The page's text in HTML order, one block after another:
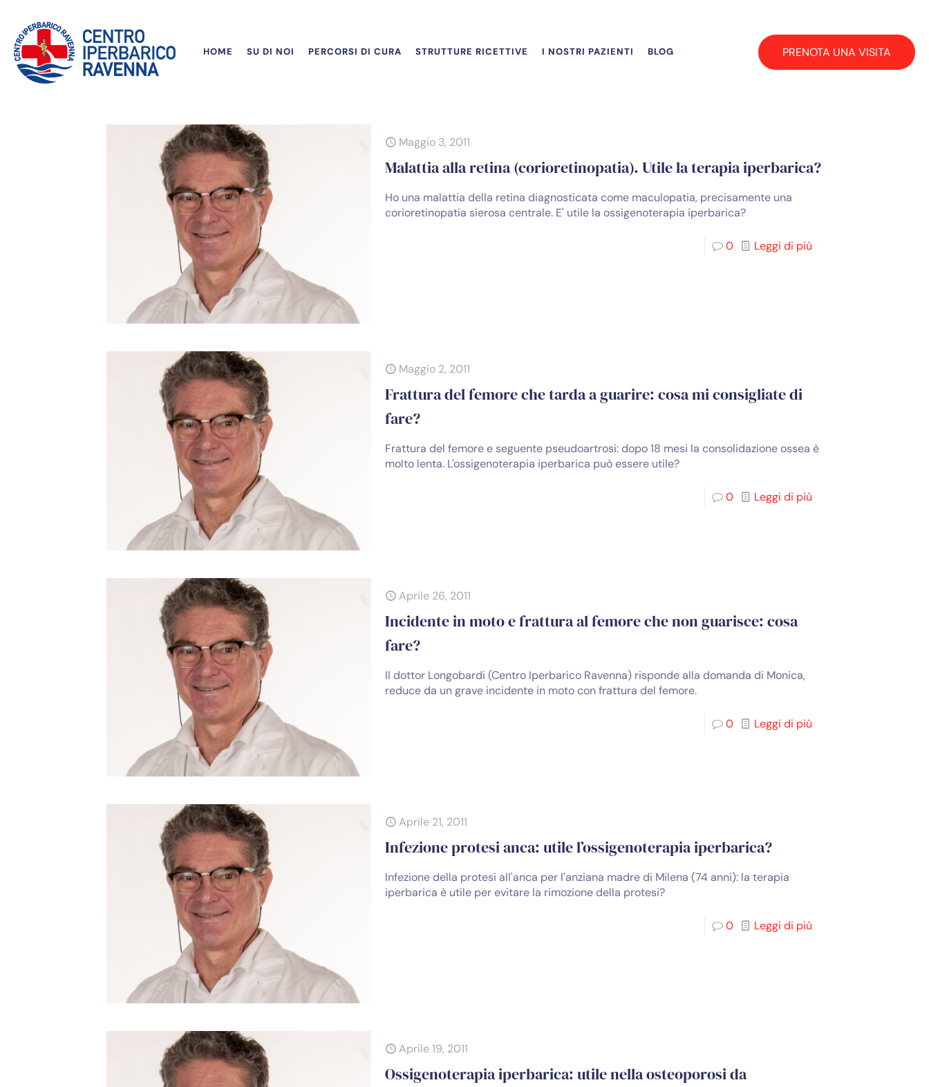
HOME SU DI NOI PERCORSI DI CURA STRUTTURE RICETTIVE I NOSTRI PAZIENTI BLOG PRENOTA UNA VISITA
Maggio 3, 2011
Malattia alla retina (corioretinopatia). Utile la terapia iperbarica?
Ho una malattia della retina diagnosticata come maculopatia, precisamente una
corioretinopatia sierosa centrale. E' utile la ossigenoterapia iperbarica?
0 Leggi di più
Maggio 2, 2011
Frattura del femore che tarda a guarire: cosa mi consigliate di
fare?
Frattura del femore e seguente pseudoartrosi: dopo 18 mesi la consolidazione ossea è
molto lenta. L'ossigenoterapia iperbarica può essere utile?
0 Leggi di più
Aprile 26, 2011
Incidente in moto e frattura al femore che non guarisce: cosa
fare?
Il dottor Longobardi (Centro Iperbarico Ravenna) risponde alla domanda di Monica,
reduce da un grave incidente in moto con frattura del femore.
0 Leggi di più
Aprile 21, 2011
Infezione protesi anca: utile l’ossigenoterapia iperbarica?
Infezione della protesi all'anca per l'anziana madre di Milena (74 anni): la terapia
iperbarica è utile per evitare la rimozione della protesi?
0 Leggi di più
Aprile 19, 2011
Ossigenoterapia iperbarica: utile nella osteoporosi da